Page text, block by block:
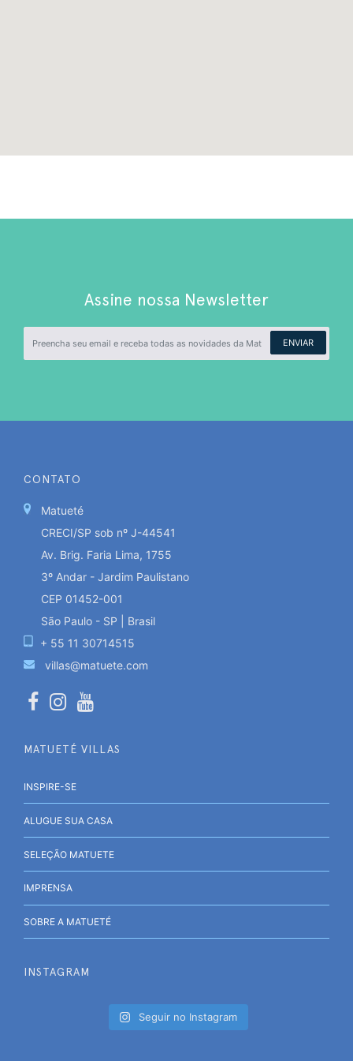
Assine nossa Newsletter
ENVIAR
CONTATO
Matueté
CRECI/SP sob nº J-44541
Av. Brig. Faria Lima, 1755
3º Andar - Jardim Paulistano
CEP 01452-001
São Paulo - SP | Brasil
+ 55 11 30714515
villas@matuete.com
MATUETÉ VILLAS
INSPIRE-SE
ALUGUE SUA CASA
SELEÇÃO MATUETE
IMPRENSA
SOBRE A MATUETÉ
INSTAGRAM
Seguir no Instagram